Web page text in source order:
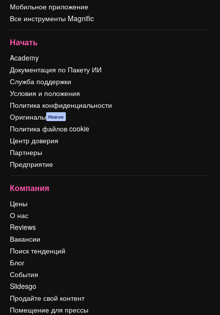
Мобильное приложение
Все инструменты Magnific
Начать
Academy
Документация по Пакету ИИ
Служба поддержки
Условия и положения
Политика конфиденциальности
Оригиналы Новое
Политика файлов cookie
Центр доверия
Партнеры
Предприятие
Компания
Цены
О нас
Reviews
Вакансии
Поиск тенденций
Блог
События
Slidesgo
Продайте свой контент
Помещение для прессы